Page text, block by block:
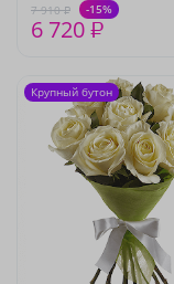
7 910 ₽ -15%
6 720 ₽
Крупный бутон